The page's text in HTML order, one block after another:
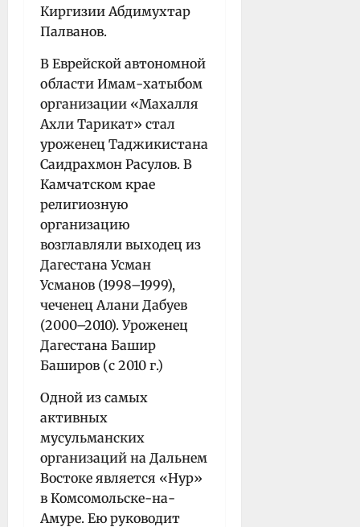
Киргизии Абдимухтар
Палванов.
В Еврейской автономной
области Имам-хатыбом
организации «Махалля
Ахли Тарикат» стал
уроженец Таджикистана
Саидрахмон Расулов. В
Камчатском крае
религиозную
организацию
возглавляли выходец из
Дагестана Усман
Усманов (1998–1999),
чеченец Алани Дабуев
(2000–2010). Уроженец
Дагестана Башир
Баширов (с 2010 г.)
Одной из самых
активных
мусульманских
организаций на Дальнем
Востоке является «Нур»
в Комсомольске-на-
Амуре. Ею руководит